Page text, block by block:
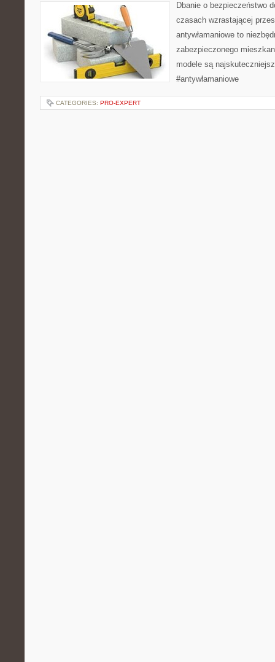
Dbanie o bezpieczeństwo
czasach wzrastającej
antywłamaniowe to
zabezpieczonego
modele są
#antywłamaniowe
CATEGORIES: PRO-EXPERT